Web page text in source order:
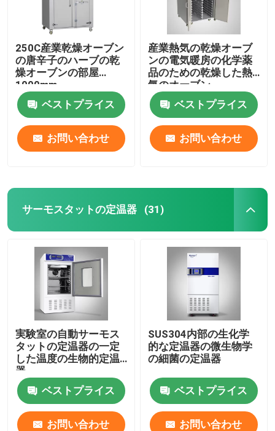
250C産業乾燥オーブン
の唐辛子のハーブの乾
燥オーブンの部屋
1000mm
ベストプライス
お問い合わせ
産業熱気の乾燥オーブ
ンの電気暖房の化学薬
品のための乾燥した熱
気のオーブン
ベストプライス
お問い合わせ
サーモスタットの定温器 (31)
実験室の自動サーモス
タットの定温器の一定
した温度の生物的定温
器
ベストプライス
お問い合わせ
SUS304内部の生化学
的な定温器の微生物学
の細菌の定温器
ベストプライス
お問い合わせ